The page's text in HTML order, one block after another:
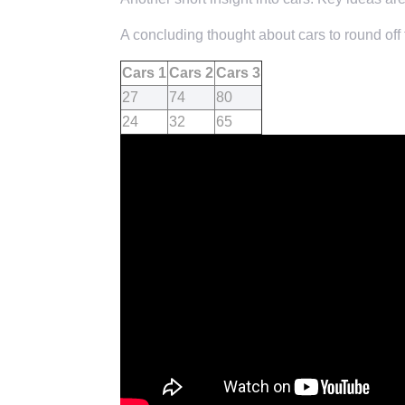
A concluding thought about cars to round off
Cars 1Cars 2 Cars 3
27
74
80
24
32 65